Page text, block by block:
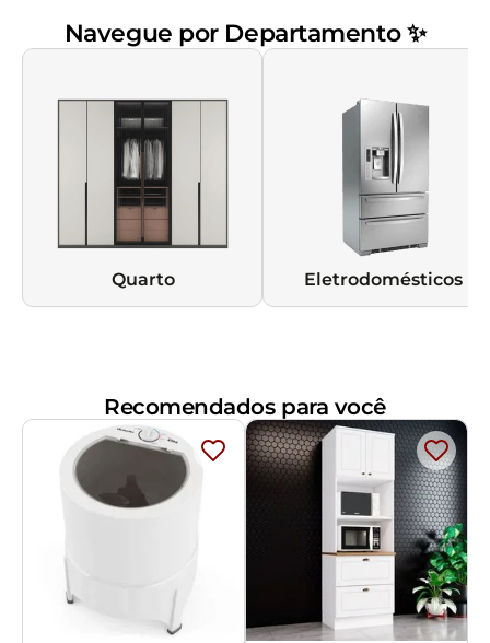
Navegue por Departamento ✨
Quarto Eletrodomésticos
Recomendados para você